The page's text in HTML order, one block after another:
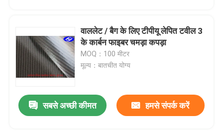
वाललेट / बैग के लिए टीपीयू लेपित टवील 3
के कार्बन फाइबर चमड़ा कपड़ा
MOQ：100 मीटर
मूल्य：बातचीत योग्य
सबसे अच्छी कीमत हमसे संपर्क करें